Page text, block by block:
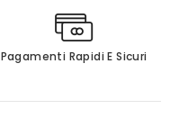
Pagamenti Rapidi E Sicuri